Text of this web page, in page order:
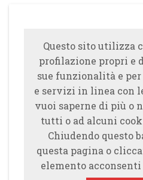
Questo sito utilizza
profilazione propri e
sue funzionalità e
e servizi in linea con
vuoi saperne di più o
tutti o ad alcuni
Chiudendo questo
questa pagina o
elemento acconsenti